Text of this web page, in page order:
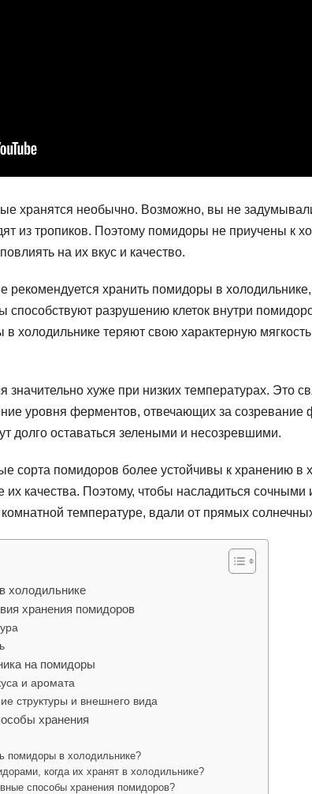
хранятся необычно. Возможно, вы не
из тропиков. Поэтому помидоры не приучены к
на их вкус и качество.
рекомендуется хранить помидоры в
способствуют разрушению клеток внутри
холодильнике теряют свою характерную
значительно хуже при низких температурах. Это
уровня ферментов, отвечающих за созревание
долго оставаться зелеными и несозревшими.
сорта помидоров более устойчивы к хранению в
их качества. Поэтому, чтобы насладиться
температуре, вдали от прямых
холодильнике
хранения помидоров
на помидоры
и аромата
структуры и внешнего вида
хранения
помидоры в холодильнике?
когда их хранят в холодильнике?
способы хранения помидоров?